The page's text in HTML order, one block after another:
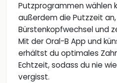
Putzprogrammen wählen
außerdem die Putzzeit
Bürstenkopfwechsel und
Mit der Oral-B App und
erhältst du optimales
Echtzeit, sodass du nie
vergisst.